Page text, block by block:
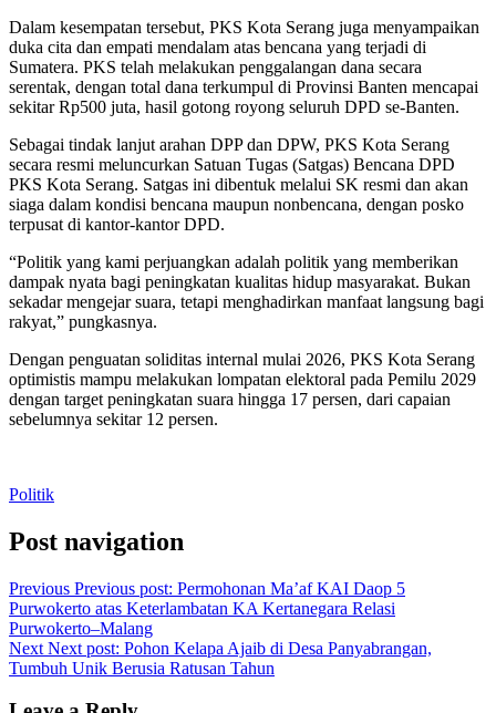
Dalam kesempatan tersebut, PKS Kota Serang juga menyampaikan
duka cita dan empati mendalam atas bencana yang terjadi di
Sumatera. PKS telah melakukan penggalangan dana secara
serentak, dengan total dana terkumpul di Provinsi Banten mencapai
sekitar Rp500 juta, hasil gotong royong seluruh DPD se-Banten.
Sebagai tindak lanjut arahan DPP dan DPW, PKS Kota Serang
secara resmi meluncurkan Satuan Tugas (Satgas) Bencana DPD
PKS Kota Serang. Satgas ini dibentuk melalui SK resmi dan akan
siaga dalam kondisi bencana maupun nonbencana, dengan posko
terpusat di kantor-kantor DPD.
“Politik yang kami perjuangkan adalah politik yang memberikan
dampak nyata bagi peningkatan kualitas hidup masyarakat. Bukan
sekadar mengejar suara, tetapi menghadirkan manfaat langsung bagi
rakyat,” pungkasnya.
Dengan penguatan soliditas internal mulai 2026, PKS Kota Serang
optimistis mampu melakukan lompatan elektoral pada Pemilu 2029
dengan target peningkatan suara hingga 17 persen, dari capaian
sebelumnya sekitar 12 persen.
Politik
Post navigation
Previous Previous post: Permohonan Ma’af KAI Daop 5
Purwokerto atas Keterlambatan KA Kertanegara Relasi
Purwokerto–Malang
Next Next post: Pohon Kelapa Ajaib di Desa Panyabrangan,
Tumbuh Unik Berusia Ratusan Tahun